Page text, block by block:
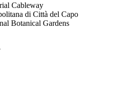
Cableway
di Città del Capo
Botanical Gardens